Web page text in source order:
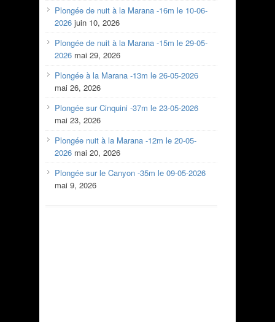
Plongée de nuit à la Marana -16m le 10-06-
2026 juin 10, 2026
Plongée de nuit à la Marana -15m le 29-05-
2026 mai 29, 2026
Plongée à la Marana -13m le 26-05-2026
mai 26, 2026
Plongée sur Cinquini -37m le 23-05-2026
mai 23, 2026
Plongée nuit à la Marana -12m le 20-05-
2026 mai 20, 2026
Plongée sur le Canyon -35m le 09-05-2026
mai 9, 2026